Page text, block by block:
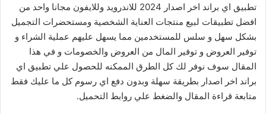
تطبيق اي براند اخر اصدار 2024 للاندرويد وللايفون مجانا واحد من
افضل تطبيقات لبيع منتجات العناية الشخصية ومستحضرات التجميل
بشكل سهل و سلس للمستخدمين مما يسهل عليهم عملية الشراء و
توفير العروض و توفير المال من العروض والخصومات و في هذا
المقال سوف نوفر لك كل الطرق الممكنه للحصول علي تطبيق اي
براند اخر اصدار بطريقة سهلة وبدون دفع اي رسوم كل ما عليك فقط
متابعة قراءة المقال والضغط علي روابط التحميل.